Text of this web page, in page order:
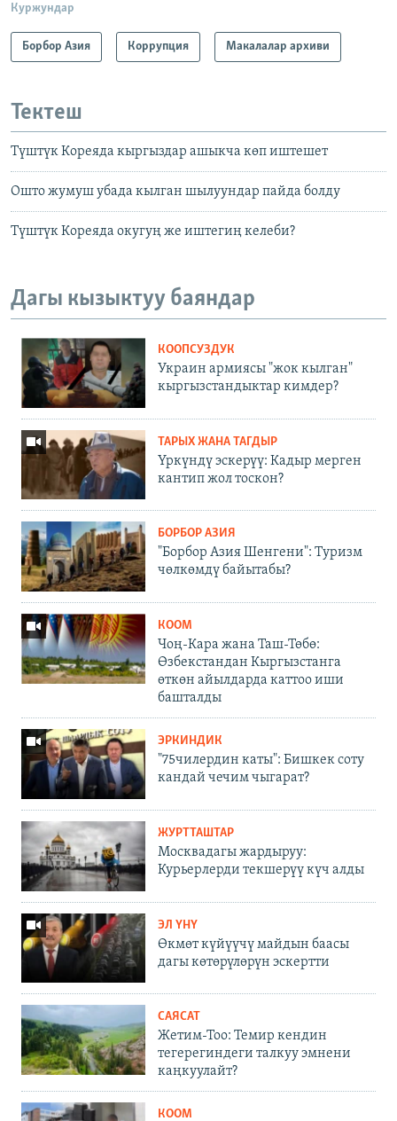
Куржундар
Борбор Азия Коррупция Макалалар архиви
Тектеш
Түштүк Кореяда кыргыздар ашыкча көп иштешет
Ошто жумуш убада кылган шылуундар пайда болду
Түштүк Кореяда окугуң же иштегиң келеби?
Дагы кызыктуу баяндар
КООПСУЗДУК
Украин армиясы "жок кылган"
кыргызстандыктар кимдер?
ТАРЫХ ЖАНА ТАГДЫР
Үркүндү эскерүү: Кадыр мерген
кантип жол тоскон?
БОРБОР АЗИЯ
"Борбор Азия Шенгени": Туризм
чөлкөмдү байытабы?
КООМ
Чоң-Кара жана Таш-Төбө:
Өзбекстандан Кыргызстанга
өткөн айылдарда каттоо иши
башталды
ЭРКИНДИК
"75чилердин каты": Бишкек соту
кандай чечим чыгарат?
ЖУРТТАШТАР
Москвадагы жардыруу:
Курьерлерди текшерүү күч алды
ЭЛ ҮНҮ
Өкмөт күйүүчү майдын баасы
дагы көтөрүлөрүн эскертти
САЯСАТ
Жетим-Тоо: Темир кендин
тегерегиндеги талкуу эмнени
каңкуулайт?
КООМ